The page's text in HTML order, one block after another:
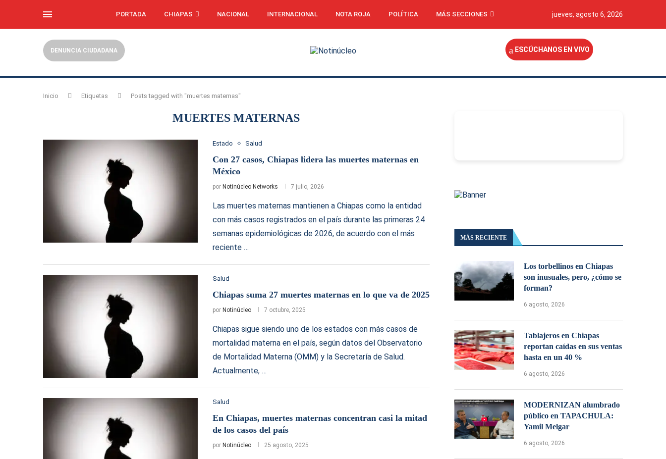
PORTADA CHIAPAS NACIONAL INTERNACIONAL NOTA ROJA POLÍTICA MÁS SECCIONES jueves, agosto 6, 2026
DENUNCIA CIUDADANA ESCÚCHANOS EN VIVO
Inicio Etiquetas Posts tagged with "muertes maternas"
MUERTES MATERNAS
Estado Salud
Con 27 casos, Chiapas lidera las muertes maternas en
México
por Notinúcleo Networks 7 julio, 2026
Las muertes maternas mantienen a Chiapas como la entidad
con más casos registrados en el país durante las primeras 24
semanas epidemiológicas de 2026, de acuerdo con el más
reciente …
Salud
Chiapas suma 27 muertes maternas en lo que va de 2025
por Notinúcleo 7 octubre, 2025
Chiapas sigue siendo uno de los estados con más casos de
mortalidad materna en el país, según datos del Observatorio
de Mortalidad Materna (OMM) y la Secretaría de Salud.
Actualmente, …
Salud
En Chiapas, muertes maternas concentran casi la mitad
de los casos del país
por Notinúcleo 25 agosto, 2025
MÁS RECIENTE
Los torbellinos en Chiapas
son inusuales, pero, ¿cómo se
forman?
6 agosto, 2026
Tablajeros en Chiapas
reportan caídas en sus ventas
hasta en un 40 %
6 agosto, 2026
MODERNIZAN alumbrado
público en TAPACHULA:
Yamil Melgar
6 agosto, 2026